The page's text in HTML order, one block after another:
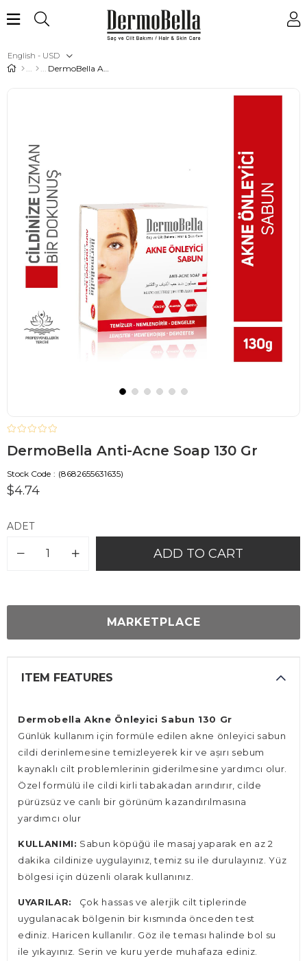
English - USD
DermoBella Anti-Acne Soap 130 Gr
DermoBella Anti-Acne Soap 130 Gr
Stock Code (8682655631635)
$4.74
ADET
MARKETPLACE
ITEM FEATURES
Dermobella Akne Önleyici Sabun 130 Gr
Günlük kullanım için formüle edilen akne önleyici sabun
cildi derinlemesine temizleyerek kir ve așırı sebum
kaynaklı cilt problemlerinin giderilmesine yardımcı olur.
Özel formülü ile cildi kirli tabakadan arındırır, cilde
pürüzsüz ve canlı bir görünüm kazandırılmasına
yardımcı olur
KULLANIMI: Sabun köpüğü ile masaj yaparak en az 2
dakika cildinize uygulayınız, temiz su ile durulayınız. Yüz
bölgesi için düzenli olarak kullanınız.
UYARILAR:
Çok hassas ve alerjik cilt tiplerinde
uygulanacak bölgenin bir kısmında önceden test
ediniz. Haricen kullanılır. Göz ile teması halinde bol su
ile yıkayınız. Serin ve kuru yerde muhafaza ediniz.